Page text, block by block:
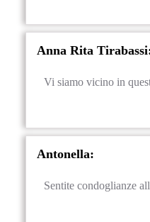
Anna Rita
Vi siamo vicino in
Antonella:
Sentite condoglianze